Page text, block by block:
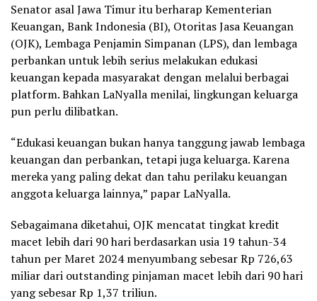
Senator asal Jawa Timur itu berharap Kementerian
Keuangan, Bank Indonesia (BI), Otoritas Jasa Keuangan
(OJK), Lembaga Penjamin Simpanan (LPS), dan lembaga
perbankan untuk lebih serius melakukan edukasi
keuangan kepada masyarakat dengan melalui berbagai
platform. Bahkan LaNyalla menilai, lingkungan keluarga
pun perlu dilibatkan.
“Edukasi keuangan bukan hanya tanggung jawab lembaga
keuangan dan perbankan, tetapi juga keluarga. Karena
mereka yang paling dekat dan tahu perilaku keuangan
anggota keluarga lainnya,” papar LaNyalla.
Sebagaimana diketahui, OJK mencatat tingkat kredit
macet lebih dari 90 hari berdasarkan usia 19 tahun-34
tahun per Maret 2024 menyumbang sebesar Rp 726,63
miliar dari outstanding pinjaman macet lebih dari 90 hari
yang sebesar Rp 1,37 triliun.